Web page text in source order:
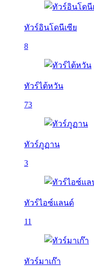
ทัวร์อินโดนีเซีย
8
ทัวร์ไต้หวัน
73
ทัวร์ภูฏาน
3
ทัวร์ไอซ์แลนด์
11
ทัวร์มาเก๊า